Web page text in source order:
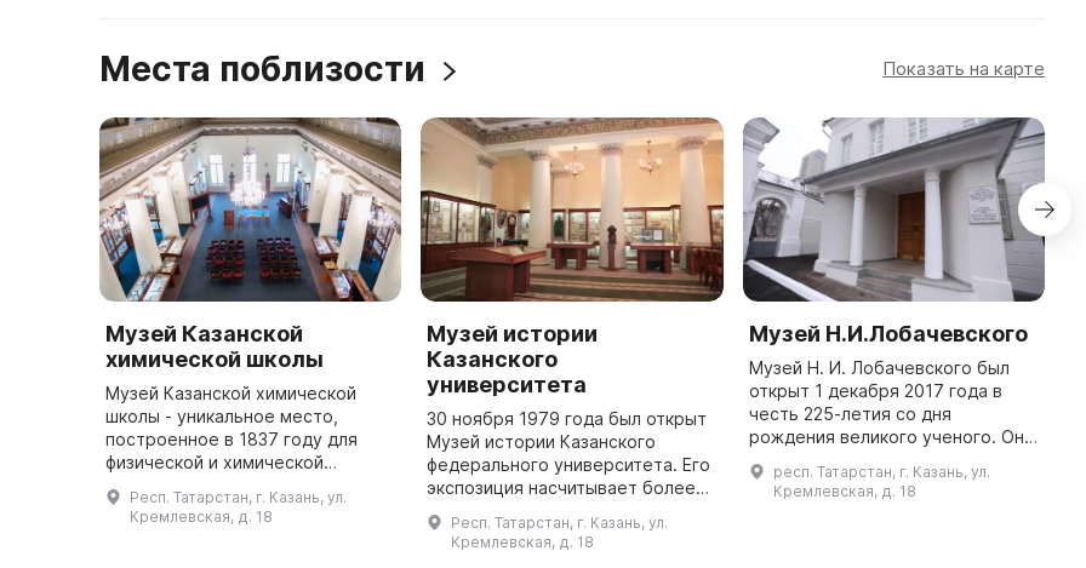
Места поблизости Показать на карте
Музей Казанской
химической школы
Музей Казанской химической
школы - уникальное место,
построенное в 1837 году для
физической и химической
лаборатории Казанского
университета. Оно было
основано А. М. Бутлеровым в
Респ. Татарстан, г. Казань, ул.
Кремлевская, д. 18
Музей истории
Казанского
университета
30 ноября 1979 года был открыт
Музей истории Казанского
федерального университета. Его
экспозиция насчитывает более
1500 экспонатов,
представляющих
двухсотлетнюю историю
Респ. Татарстан, г. Казань, ул.
Кремлевская, д. 18
Музей Н.И.Лобачевского
Музей Н. И. Лобачевского был
открыт 1 декабря 2017 года в
честь 225-летия со дня
рождения великого ученого. Он
расположен на втором этаже
ректорского дома Казанского
университета. Экспозиция музея
респ. Татарстан, г. Казань, ул.
Кремлевская, д. 18